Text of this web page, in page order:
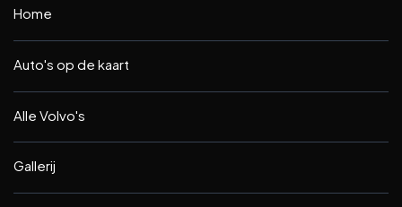
Home
Auto's op de kaart
Alle Volvo's
Gallerij